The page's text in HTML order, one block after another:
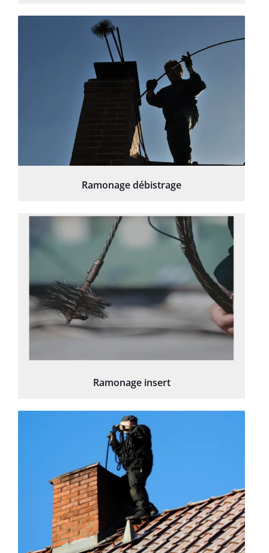
Ramonage débistrage
Ramonage insert